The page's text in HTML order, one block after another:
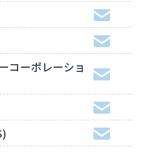
コーポレーショ